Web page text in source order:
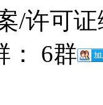
/许可
： 6群